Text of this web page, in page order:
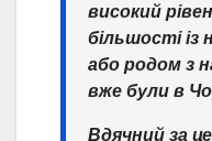
високий
більшості із
або родом з
вже були в
Вдячний за